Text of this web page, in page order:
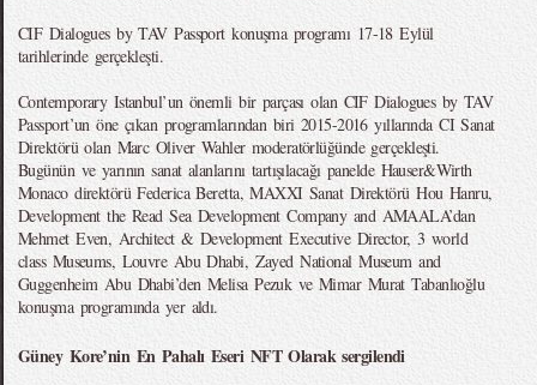
CIF Dialogues by TAV Passport konuşma programı 17-18 Eylül
tarihlerinde gerçekleşti.
Contemporary Istanbul’un önemli bir parçası olan CIF Dialogues by TAV
Passport’un öne çıkan programlarından biri 2015-2016 yıllarında CI Sanat
Direktörü olan Marc Oliver Wahler moderatörlüğünde gerçekleşti.
Bugünün ve yarının sanat alanlarını tartışılacağı panelde Hauser&Wirth
Monaco direktörü Federica Beretta, MAXXI Sanat Direktörü Hou Hanru,
Development the Read Sea Development Company and AMAALA’dan
Mehmet Even, Architect & Development Executive Director, 3 world
class Museums, Louvre Abu Dhabi, Zayed National Museum and
Guggenheim Abu Dhabi’den Melisa Pezuk ve Mimar Murat Tabanlıoğlu
konuşma programında yer aldı.
Güney Kore’nin En Pahalı Eseri NFT Olarak sergilendi